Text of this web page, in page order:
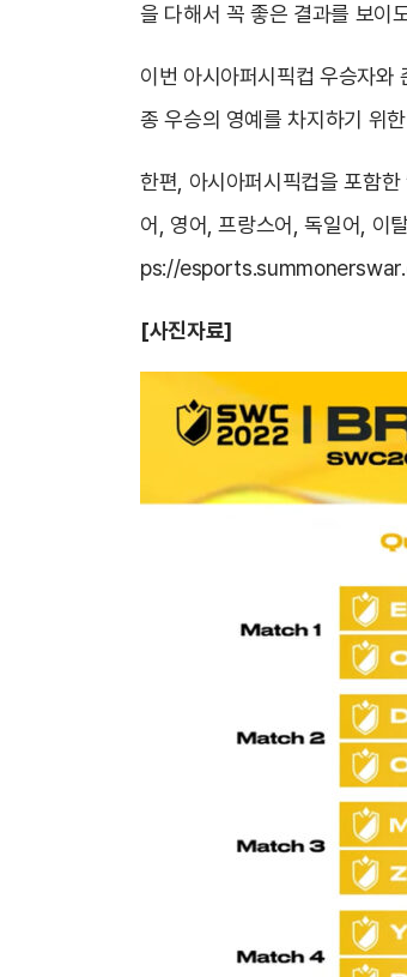
을 다해서 꼭 좋은 결과를 보이
이번 아시아퍼시픽컵 우승자와
종 우승의 영예를 차지하기 위
한편, 아시아퍼시픽컵을 포함
어, 영어, 프랑스어, 독일어, 이
ps://
[사진자료]